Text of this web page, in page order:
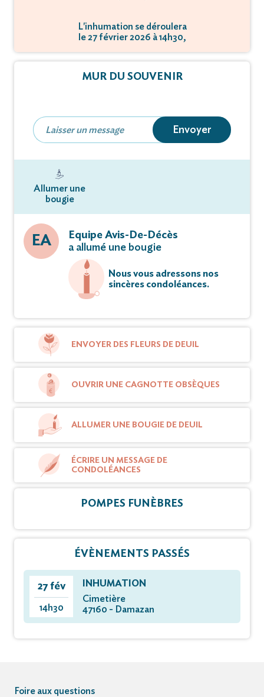
L'inhumation se déroulera
le 27 février 2026 à 14h30,
MUR DU SOUVENIR
Envoyer
Allumer une
bougie
EA
Equipe Avis-De-Décès
a allumé une bougie
Nous vous adressons nos
sincères condoléances.
ENVOYER DES FLEURS DE DEUIL
OUVRIR UNE CAGNOTTE OBSÈQUES
ALLUMER UNE BOUGIE DE DEUIL
ÉCRIRE UN MESSAGE DE
CONDOLÉANCES
POMPES FUNÈBRES
ÉVÈNEMENTS PASSÉS
27 fév
14h30
INHUMATION
Cimetière
47160 - Damazan
Foire aux questions